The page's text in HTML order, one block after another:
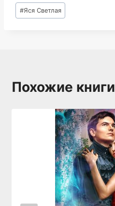
Метки
записи:
#Яся Светлая
Похожие книги